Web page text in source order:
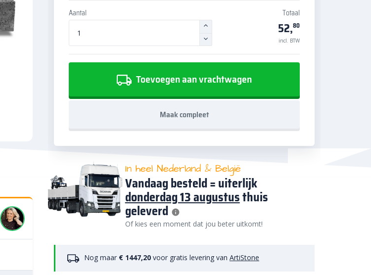
Aantal Totaal
52,80
incl. BTW
Toevoegen aan vrachtwagen
Maak compleet
In heel Nederland & België
Vandaag besteld = uiterlijk
donderdag 13 augustusthuis
geleverd
Of kies een moment dat jou beter uitkomt!
Nog maar € 1447,20 voor gratis levering van ArtiStone